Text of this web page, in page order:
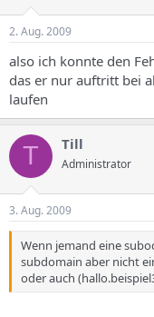
2. Aug. 2009
also ich konnte den
das er nur auftritt bei
laufen
T Till
Administrator
3. Aug. 2009
Wenn jemand eine
subdomain aber nicht
oder auch